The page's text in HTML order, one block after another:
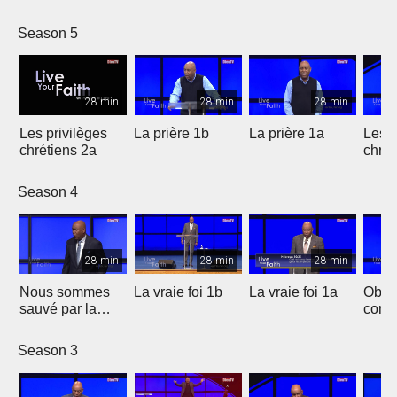
Season 5
28 min
Les privilèges
chrétiens 2a
28 min
La prière 1b
28 min
La prière 1a
Les
Season 4
28 min
Nous sommes
sauvé par la
28 min
La vraie foi 1b
28 min
La vraie foi 1a
Season 3